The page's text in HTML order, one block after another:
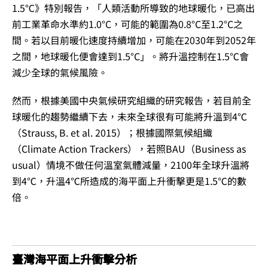
1.5℃》特別報告，「人類活動所導致的地球暖化，已高出
前工業革命水準約1.0°C，可能的範圍為0.8°C至1.2°C之
間。若以目前暖化速度持續增加，可能在2030年到2052年
之間，地球暖化便會達到1.5°C」。將升溫控制在1.5℃會
減少全球的氣候風險。
然而，根據美國中央氣候研究組織的研究報告，若目前全
球暖化的趨勢繼續下去，未來全球很有可能將升溫到4℃
（Strauss, B. et al. 2015）
；根據國際氣候組織
（Climate Action Trackers），若照BAU（Business as
usual）情境不做任何溫室氣體減量，2100年全球升溫將
到4℃，升溫4℃所造成的海平面上升衝擊更是1.5℃的數
倍。
臺灣海平面上升衝擊分析